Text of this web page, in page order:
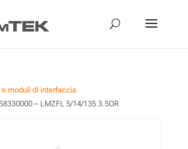
e moduli di interfaccia
– LMZFL 5/14/135 3.5OR